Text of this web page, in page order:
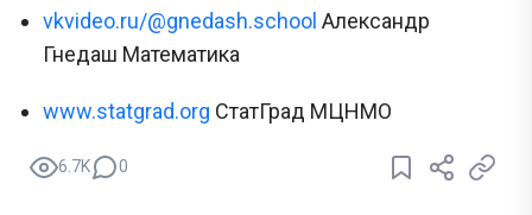
vkvideo.ru/@gnedash.school Александр
Гнедаш Математика
www.statgrad.org СтатГрад МЦНМО
6.7K 0